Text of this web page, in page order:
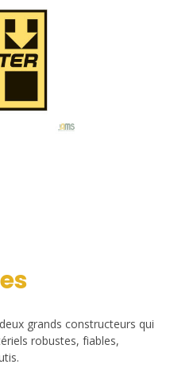
grands constructeurs qui
robustes, fiables,